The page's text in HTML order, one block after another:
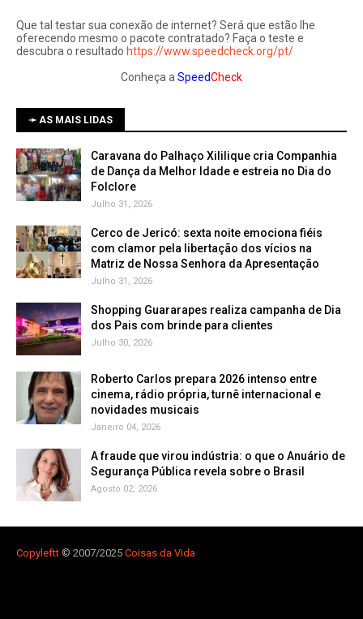
Que tal testar sua conexão de internet? Será que estão lhe
oferecendo mesmo o pacote contratado? Faça o teste e
descubra o resultado https://www.speedcheck.org/pt/
Conheça a SpeedCheck
➛ AS MAIS LIDAS
Caravana do Palhaço Xililique cria Companhia
de Dança da Melhor Idade e estreia no Dia do
Folclore
Julho 31, 2026
Cerco de Jericó: sexta noite emociona fiéis
com clamor pela libertação dos vícios na
Matriz de Nossa Senhora da Apresentação
Julho 31, 2026
Shopping Guararapes realiza campanha de Dia
dos Pais com brinde para clientes
Julho 30, 2026
Roberto Carlos prepara 2026 intenso entre
cinema, rádio própria, turnê internacional e
novidades musicais
Janeiro 04, 2026
A fraude que virou indústria: o que o Anuário de
Segurança Pública revela sobre o Brasil
Agosto 02, 2026
Copyleftt © 2007/2025 Coisas da Vida